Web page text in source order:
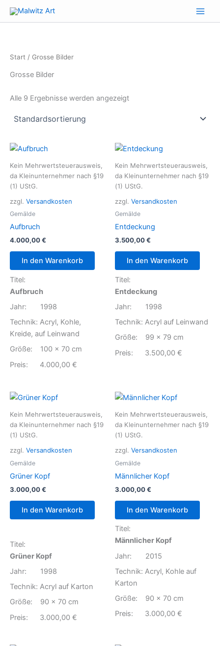
Zum
Inhalt
Start / Grosse Bilder
Grosse Bilder
Alle 9 Ergebnisse werden angezeigt
Kein Mehrwertsteuerausweis,
da Kleinunternehmer nach §19
(1) UStG.
zzgl. Versandkosten
Gemälde
Aufbruch
4.000,00€
In den Warenkorb
Titel:
Aufbruch
Jahr: 1998
Technik: Acryl, Kohle,
Kreide, auf Leinwand
Größe: 100 x 70 cm
Preis: 4.000,00 €
Kein Mehrwertsteuerausweis,
da Kleinunternehmer nach §19
(1) UStG.
zzgl. Versandkosten
Gemälde
Entdeckung
3.500,00€
In den Warenkorb
Titel:
Entdeckung
Jahr: 1998
Technik: Acryl auf Leinwand
Größe: 99 x 79 cm
Preis: 3.500,00 €
Kein Mehrwertsteuerausweis,
da Kleinunternehmer nach §19
(1) UStG.
zzgl. Versandkosten
Gemälde
Grüner Kopf
3.000,00€
In den Warenkorb
Titel:
Grüner Kopf
Jahr: 1998
Technik: Acryl auf Karton
Größe: 90 x 70 cm
Preis: 3.000,00 €
Kein Mehrwertsteuerausweis,
da Kleinunternehmer nach §19
(1) UStG.
zzgl. Versandkosten
Gemälde
Männlicher Kopf
3.000,00€
In den Warenkorb
Titel:
Männlicher Kopf
Jahr: 2015
Technik: Acryl, Kohle auf
Karton
Größe: 90 x 70 cm
Preis: 3.000,00 €